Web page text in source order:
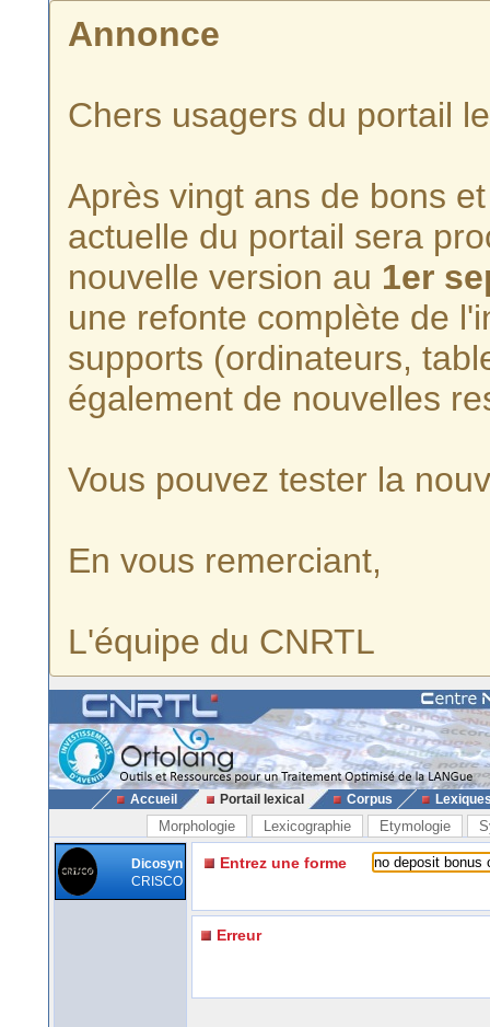
Annonce
Chers usagers du portail
Après vingt ans de bons
actuelle du portail sera
nouvelle version au 1er
une refonte complète de
supports (ordinateurs,
également de nouvelles
Vous pouvez tester la
En vous remerciant,
L'équipe du CNRTL
Accueil Portail lexical Corpus
Morphologie Lexicographie Etymologie
Dicosyn
CRISCO
Entrez une forme
Erreur